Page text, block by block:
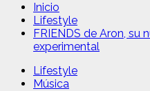
Inicio
Lifestyle
FRIENDS de Aron, su
experimental
Lifestyle
Música